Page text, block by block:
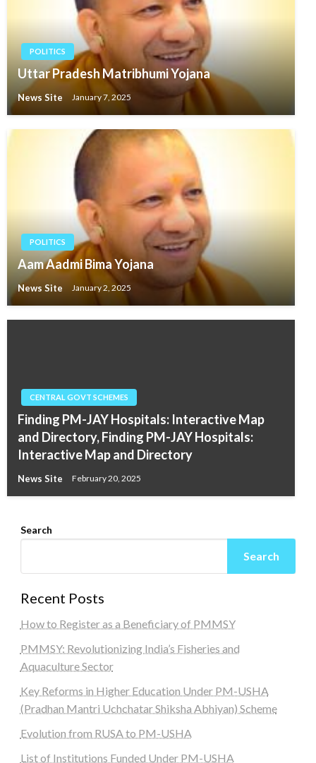
POLITICS
Uttar Pradesh Matribhumi Yojana
News Site January 7, 2025
POLITICS
Aam Aadmi Bima Yojana
News Site January 2, 2025
CENTRAL GOVT SCHEMES
Finding PM-JAY Hospitals: Interactive Map
and Directory, Finding PM-JAY Hospitals:
Interactive Map and Directory
News Site February 20, 2025
Search
Search
Recent Posts
How to Register as a Beneficiary of PMMSY
PMMSY: Revolutionizing India’s Fisheries and
Aquaculture Sector
Key Reforms in Higher Education Under PM-USHA
(Pradhan Mantri Uchchatar Shiksha Abhiyan) Scheme
Evolution from RUSA to PM-USHA
List of Institutions Funded Under PM-USHA